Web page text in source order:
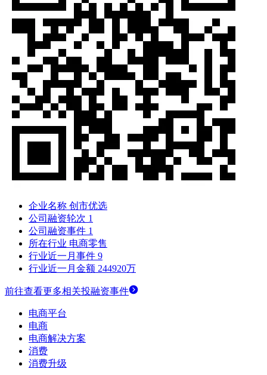
企业名称 创市优选
公司融资轮次 1
公司融资事件 1
所在行业 电商零售
行业近一月事件 9
行业近一月金额 244920万
前往查看更多相关投融资事件
电商平台
电商
电商解决方案
消费
消费升级